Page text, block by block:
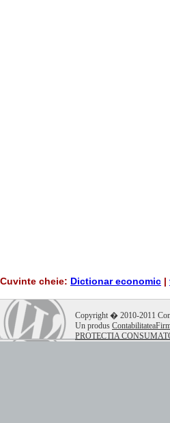
Cuvinte cheie: Dictionar economic |
Copyright � 2010-2011
Un produs
PROTECTIA